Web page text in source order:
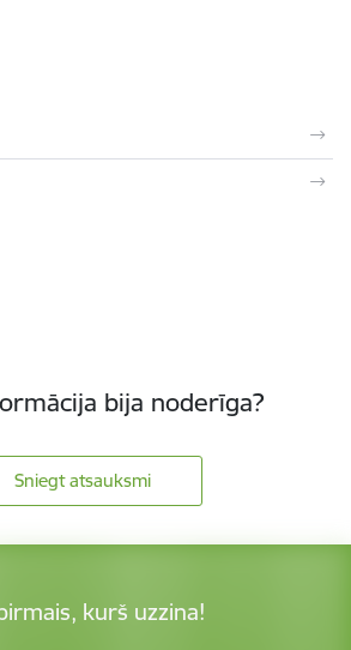
bija noderīga?
Sniegt atsauksmi
kurš uzzina!